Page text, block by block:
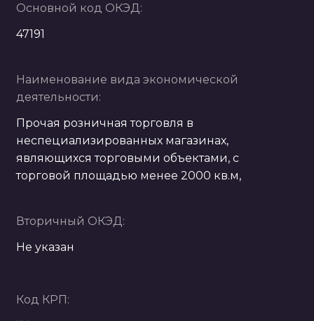
Основной код ОКЭД:
47191
Наименование вида экономической
деятельности:
Прочая розничная торговля в
неспециализированных магазинах,
являющихся торговыми объектами, с
торговой площадью менее 2000 кв.м,
Вторичный ОКЭД:
Не указан
Код КРП: